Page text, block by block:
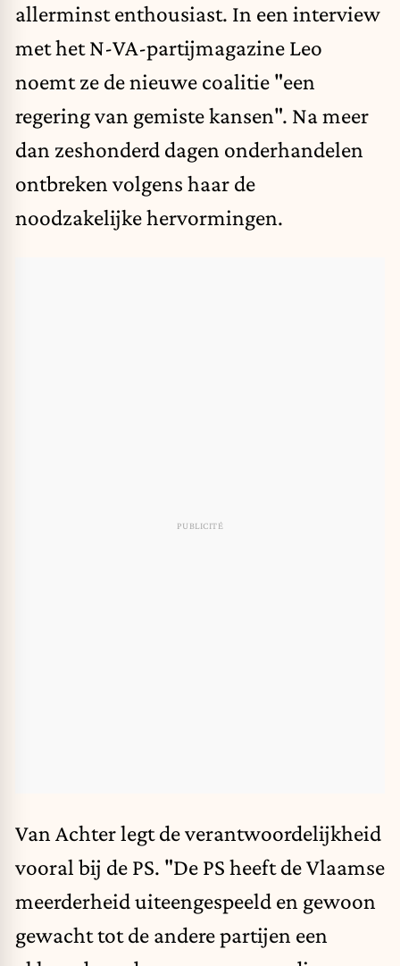
allerminst enthousiast. In een interview
met het N-VA-partijmagazine Leo
noemt ze de nieuwe coalitie "een
regering van gemiste kansen". Na meer
dan zeshonderd dagen onderhandelen
ontbreken volgens haar de
noodzakelijke hervormingen.
Van Achter legt de verantwoordelijkheid
vooral bij de PS. "De PS heeft de Vlaamse
meerderheid uiteengespeeld en gewoon
gewacht tot de andere partijen een